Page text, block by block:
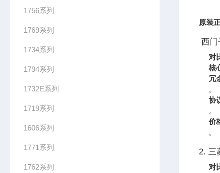
1756系列
1769系列
1734系列
1794系列
1732E系列
1719系列
1606系列
1771系列
1762系列
原装
西门
对
核
冗
。
协
。
价
。
2. 三
对